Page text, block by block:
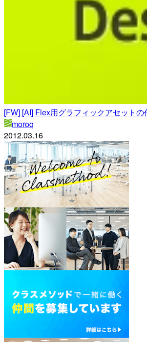
[FW] [AI] Flex用グラフィックアセット
moroq
2012.03.16